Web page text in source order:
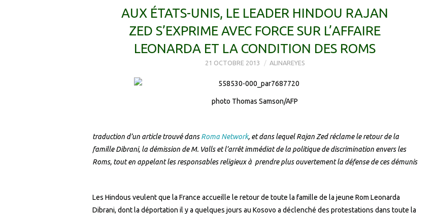
AUX ÉTATS-UNIS, LE LEADER HINDOU RAJAN
ZED S’EXPRIME AVEC FORCE SUR L’AFFAIRE
LEONARDA ET LA CONDITION DES ROMS
21 OCTOBRE 2013 ALINAREYES
photo Thomas Samson/AFP
traduction d’un article trouvé dansRoma Network, et dans lequel Rajan Zed réclame le retour de la
famille Dibrani, la démission de M. Valls et l’arrêt immédiat de la politique de discrimination envers les
Roms, tout en appelant les responsables religieux à prendre plus ouvertement la défense de ces démunis
Les Hindous veulent que la France accueille le retour de toute la famille de la jeune Rom Leonarda
Dibrani, dont la déportation il y a quelques jours au Kosovo a déclenché des protestations dans toute la